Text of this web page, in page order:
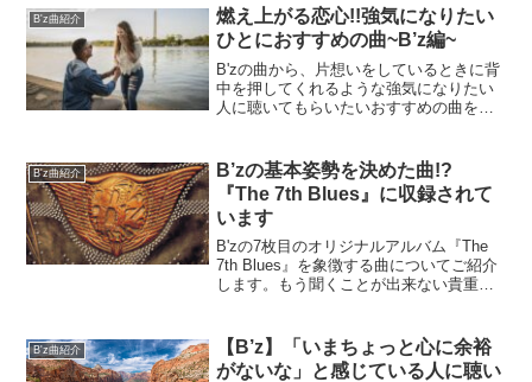
い超激レア曲です。B'zの公式サイトにも
載っていません。そんな『Don't Wanna
Lie~Ballad Version~』についてまとめた
ので詳しくご紹介します。
B'z曲紹介
燃え上がる恋心!!強気になりたい
ひとにおすすめの曲~B’z編~
B'zの曲から、片想いをしているときに背
中を押してくれるような強気になりたい
人に聴いてもらいたいおすすめの曲をま
B'z曲紹介
B’zの基本姿勢を決めた曲!?
『The 7th Blues』に収録されて
います
B'zの7枚目のオリジナルアルバム『The
7th Blues』を象徴する曲についてご紹介
します。もう聞くことが出来ない貴重な
B'z曲紹介
【B’z】「いまちょっと心に余裕
がないな」と感じている人に聴い